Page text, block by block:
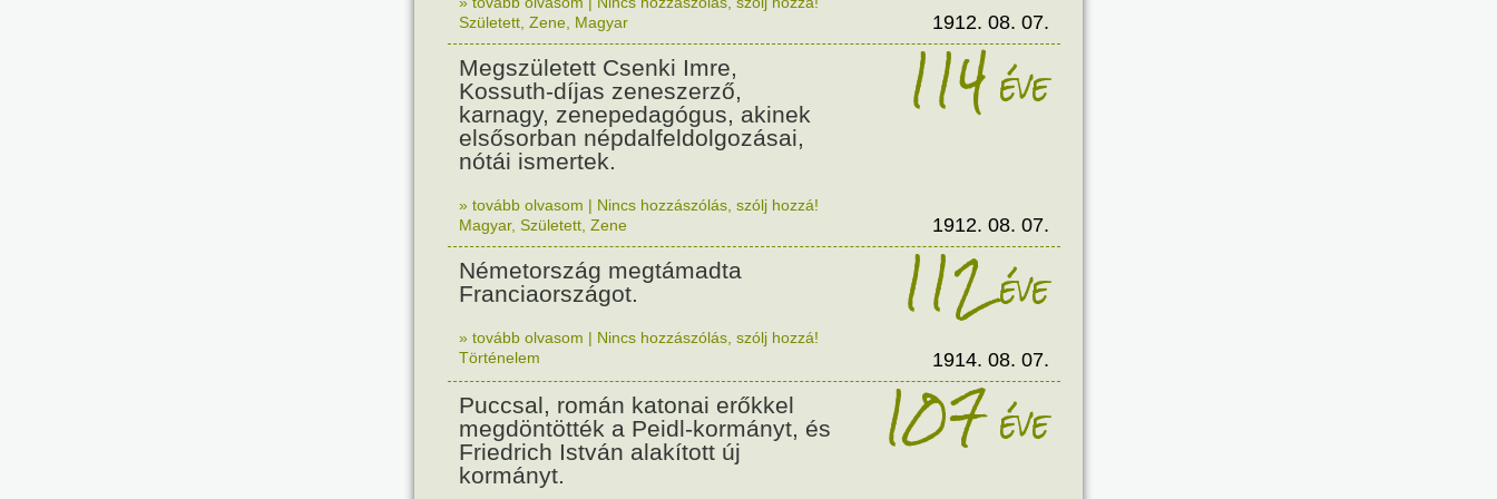
Született Zene Magyar 1912. 08. 07.
Megszületett Csenki Imre,
Kossuth-díjas zeneszerző,
karnagy, zenepedagógus, akinek
elsősorban népdalfeldolgozásai,
nótái ismertek.
114éve
» tovább olvasom | Nincs hozzászólás, szólj hozzá!
Magyar, Született Zene 1912. 08. 07.
Németország megtámadta
Franciaországot.
112éve
» tovább olvasom | Nincs hozzászólás, szólj hozzá!
Történelem
1914. 08. 07.
Puccsal, román katonai erőkkel
megdöntötték a Peidl-kormányt, és
Friedrich István alakított új
kormányt.
107éve